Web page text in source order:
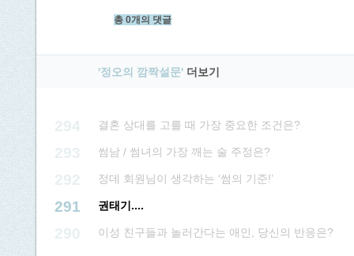
총 0개의 댓글
'정오의 깜짝설문' 더보기
결혼 상대를 고를 때 가장 중요한 조건은?
썸남 / 썸녀의 가장 깨는 술 주정은?
정데 회원님이 생각하는 ‘썸의 기준!’
291 권태기....
이성 친구들과 놀러간다는 애인, 당신의 반응은?